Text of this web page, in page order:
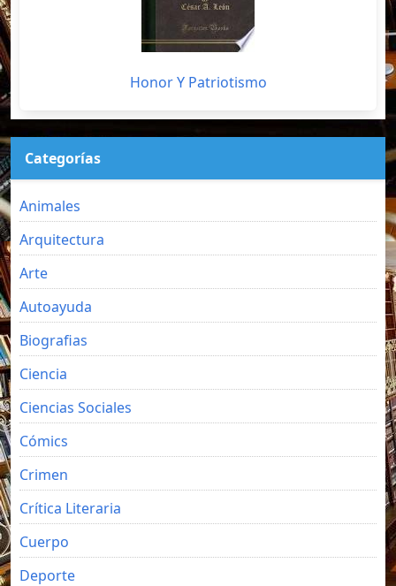
Honor Y Patriotismo
Categorías
Animales
Arquitectura
Arte
Autoayuda
Biografias
Ciencia
Ciencias Sociales
Cómics
Crimen
Crítica Literaria
Cuerpo
Deporte